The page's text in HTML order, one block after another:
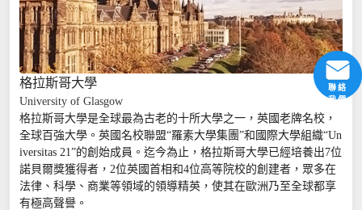
格拉斯哥大學
University of Glasgow
格拉斯哥大學是全球最為古老的十所大學之一，英國老牌名校，
全球百強大學。英國名校聯盟“羅素大學集團”和國際大學組織“Un
iversitas 21”的創始成員。迄今為止，格拉斯哥大學已經培養出7位
諾貝爾獎獲得者，2位英國首相和4位高等院校的創建者，眾多在
法律、科學、商業等領域的領導精英，使其在歐洲乃至全球都享
有極高聲譽。
...
聯絡
我們